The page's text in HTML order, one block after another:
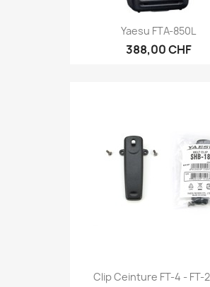
Yaesu FTA-850L
388,00 CHF
Clip Ceinture FT-4 - FT-